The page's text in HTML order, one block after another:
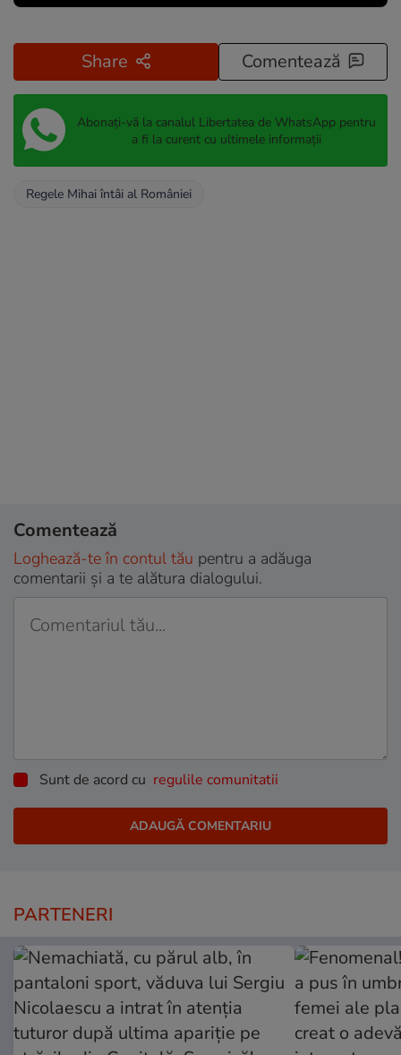
Share Comentează
Abonați-vă la canalul Libertatea de WhatsApp pentru
a fi la curent cu ultimele informații
Regele Mihai întâi al României
Comentează
Loghează-te în contul tău pentru a adăuga
comentarii și a te alătura dialogului.
Sunt de acord cu regulile comunitatii
PARTENERI